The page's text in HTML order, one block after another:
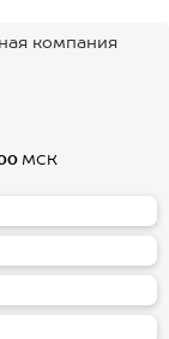
компания
МСК